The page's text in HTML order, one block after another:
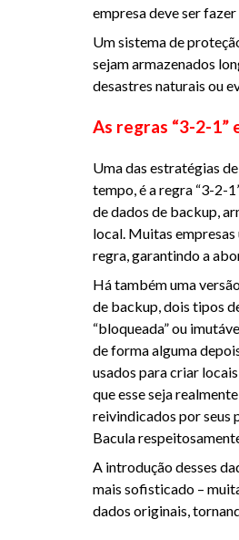
empresa deve ser
Um sistema de
sejam armazenados
desastres naturais ou
As regras “3-2-1”
Uma das estratégias
tempo, é a regra “3-2-
de dados de backup,
local. Muitas
regra, garantindo a
Há também uma
de backup, dois tipos
“bloqueada” ou
de forma alguma
usados para criar
que esse seja
reivindicados por seus
Bacula
A introdução desses
mais sofisticado –
dados originais,